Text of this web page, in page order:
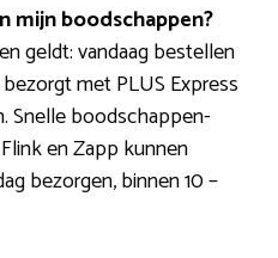
mijn boodschappen?
geldt: vandaag bestellen
met PLUS Express
Snelle boodschappen-
en Zapp kunnen
bezorgen, binnen 10 –